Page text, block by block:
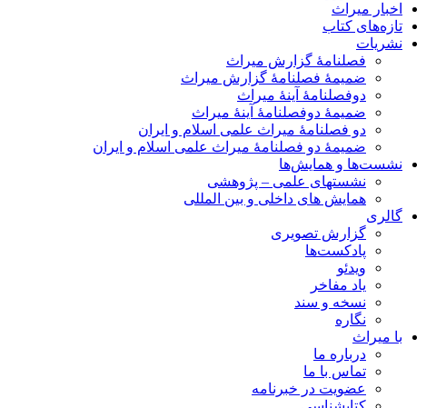
اخبار میراث
تازه‌های کتاب
نشریات
فصلنامۀ گزارش میراث
ضمیمۀ فصلنامۀ گزارش میراث
دوفصلنامۀ آینۀ میراث
ضمیمۀ دوفصلنامۀ آینۀ میراث
دو فصلنامۀ میراث علمی اسلام و ایران
ضمیمۀ دو فصلنامۀ میراث علمی اسلام و ایران
نشست‌ها و همایش‌ها
نشستهای علمی – پژوهشی
همایش های داخلی و بین المللی
گالری
گزارش تصویری
پادکست‌ها
ویدئو
یاد مفاخر
نسخه و سند
نگاره
با میراث
درباره ما
تماس با ما
عضویت در خبرنامه